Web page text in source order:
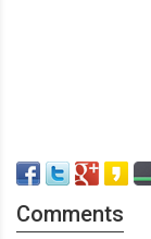
Comments